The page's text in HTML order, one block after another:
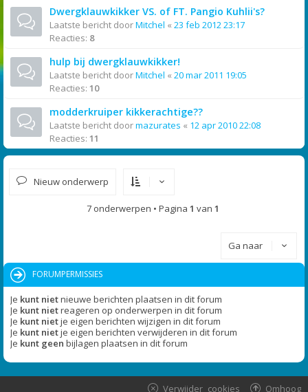
Dwergklauwkikker VS. of FT. Pangio Kuhlii's?
Laatste bericht doorMitchel « 23 feb 2012 23:17
Reacties: 8
hulp bij dwergklauwkikker!
Laatste bericht doorMitchel « 20 mar 2011 19:05
Reacties: 10
modderkruiper kikkerachtige??
Laatste bericht doormazurates « 12 apr 2010 22:08
Reacties: 11
Nieuw onderwerp
7 onderwerpen • Pagina 1 van 1
Ga naar
FORUMPERMISSIES
Je kunt nietnieuwe berichten plaatsen in dit forum
Je kunt nietreageren op onderwerpen in dit forum
Je kunt nietje eigen berichten wijzigen in dit forum
Je kunt nietje eigen berichten verwijderen in dit forum
Je kunt geen bijlagen plaatsen in dit forum
Omhoog
Verwijder cookies